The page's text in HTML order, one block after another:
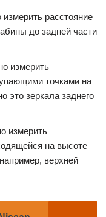
измерить расстояние
до задней части
измерить
точками на
это зеркала заднего
измерить
на высоте
верхней